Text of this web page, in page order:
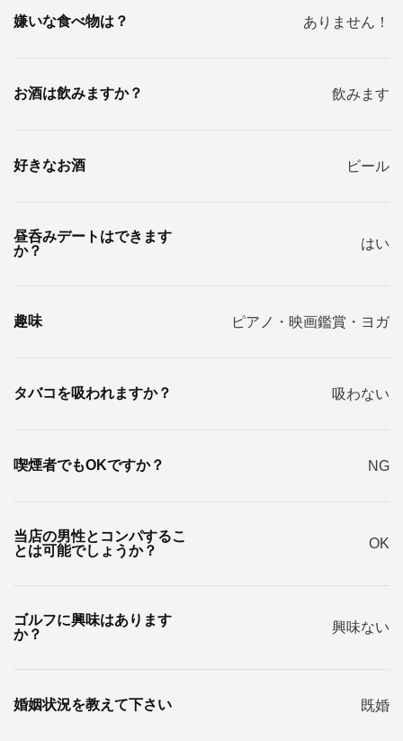
嫌いな食べ物は？ ありません！
お酒は飲みますか？ 飲みます
好きなお酒 ビール
昼呑みデートはできます
か？
はい
趣味 ピアノ・映画鑑賞・ヨガ
タバコを吸われますか？ 吸わない
喫煙者でもOKですか？ NG
当店の男性とコンパするこ
とは可能でしょうか？
OK
ゴルフに興味はあります
か？
興味ない
婚姻状況を教えて下さい 既婚